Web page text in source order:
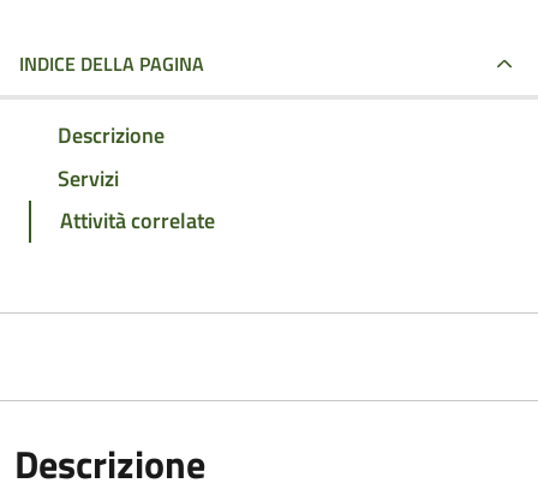
INDICE DELLA PAGINA
Descrizione
Servizi
Attività correlate
Descrizione